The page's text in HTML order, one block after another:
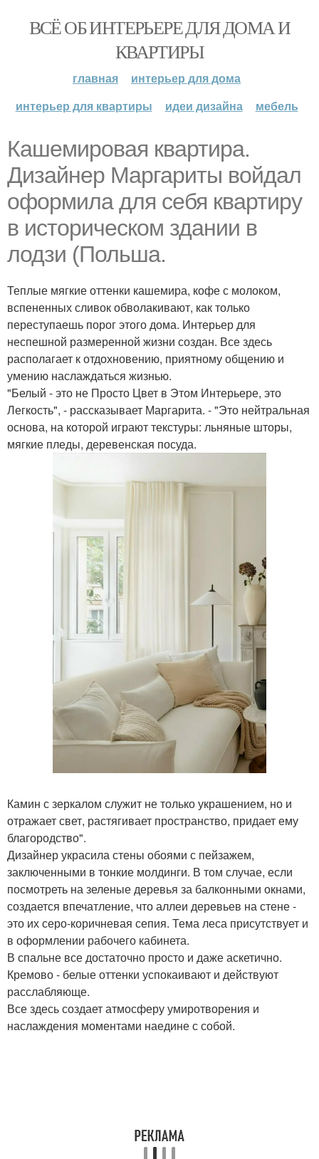
ВСЁ ОБ ИНТЕРЬЕРЕ ДЛЯ ДОМА И
КВАРТИРЫ
главная
интерьер для дома
интерьер для квартиры
идеи дизайна мебель
Кашемировая квартира.
Дизайнер Маргариты войдал
оформила для себя квартиру
в историческом здании в
лодзи (Польша.
Теплые мягкие оттенки кашемира, кофе с молоком,
вспененных сливок обволакивают, как только
переступаешь порог этого дома. Интерьер для
неспешной размеренной жизни создан. Все здесь
располагает к отдохновению, приятному общению и
умению наслаждаться жизнью.
"Белый - это не Просто Цвет в Этом Интерьере, это
Легкость", - рассказывает Маргарита. - "Это нейтральная
основа, на которой играют текстуры: льняные шторы,
мягкие пледы, деревенская посуда.
Камин с зеркалом служит не только украшением, но и
отражает свет, растягивает пространство, придает ему
благородство".
Дизайнер украсила стены обоями с пейзажем,
заключенными в тонкие молдинги. В том случае, если
посмотреть на зеленые деревья за балконными окнами,
создается впечатление, что аллеи деревьев на стене -
это их серо-коричневая сепия. Тема леса присутствует и
в оформлении рабочего кабинета.
В спальне все достаточно просто и даже аскетично.
Кремово - белые оттенки успокаивают и действуют
расслабляюще.
Все здесь создает атмосферу умиротворения и
наслаждения моментами наедине с собой.